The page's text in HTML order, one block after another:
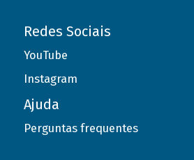
Redes Sociais
YouTube
Instagram
Ajuda
Perguntas frequentes